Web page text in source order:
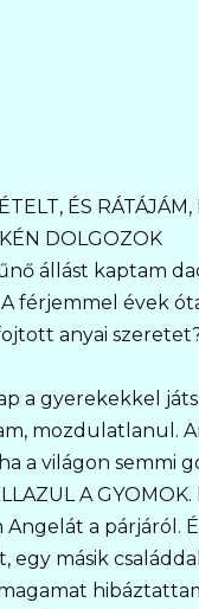
ÉS
DOLGOZOK
állást kaptam
férjemmel évek
anyai
a gyerekekkel
mozdulatlanul.
a világon semmi
A
a párjáról.
egy másik